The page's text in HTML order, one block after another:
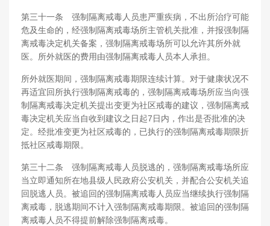
第三十一条 强制隔离戒毒人员患严重疾病，不出所治疗可能
危及生命的，经强制隔离戒毒场所主管机关批准，并报强制隔
离戒毒决定机关备案，强制隔离戒毒场所可以允许其所外就
医。所外就医的费用由强制隔离戒毒人员本人承担。
所外就医期间，强制隔离戒毒期限连续计算。对于健康状况不
再适宜回所执行强制隔离戒毒的，强制隔离戒毒场所应当向强
制隔离戒毒决定机关提出变更为社区戒毒的建议，强制隔离戒
毒决定机关应当自收到建议之日起7日内，作出是否批准的决
定。经批准变更为社区戒毒的，已执行的强制隔离戒毒期限折
抵社区戒毒期限。
第三十二条 强制隔离戒毒人员脱逃的，强制隔离戒毒场所应
当立即通知所在地县级人民政府公安机关，并配合公安机关追
回脱逃人员。被追回的强制隔离戒毒人员应当继续执行强制隔
离戒毒，脱逃期间不计入强制隔离戒毒期限。被追回的强制隔
离戒毒人员不得提前解除强制隔离戒毒。